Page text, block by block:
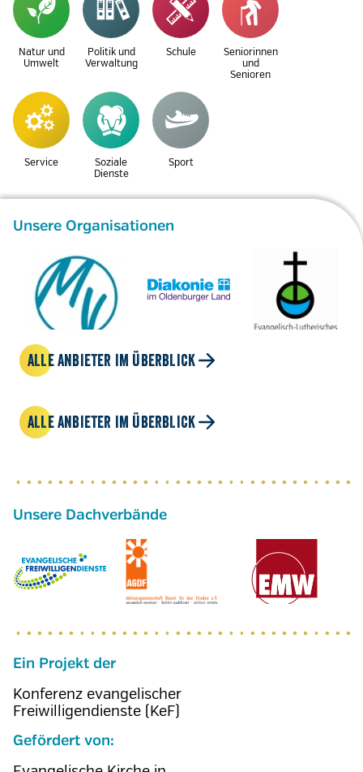
Natur und
Umwelt
Politik und
Verwaltung
Schule
Seniorinnen
und
Senioren
Service
Soziale
Dienste
Sport
Unsere Organisationen
ALLE ANBIETER IM ÜBERBLICK
ALLE ANBIETER IM ÜBERBLICK
Ein Projekt der
Konferenz evangelischer
Freiwilligendienste (KeF)
Gefördert von: